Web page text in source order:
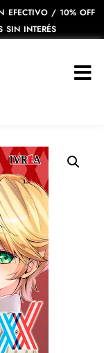
EFECTIVO / 10% OFF
SIN INTERÉS